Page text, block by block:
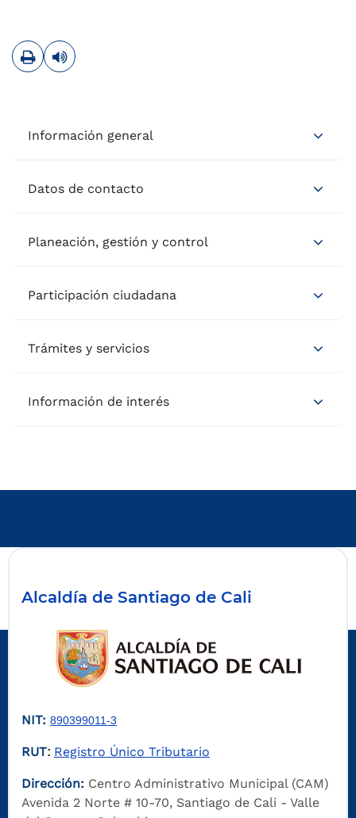
ImprimirLeer contenido
Información general
Datos de contacto
Planeación, gestión y control
Participación ciudadana
Trámites y servicios
Información de interés
Alcaldía de Santiago de Cali
NIT: 890399011-3
RUT: Registro Único Tributario
Dirección: Centro Administrativo Municipal (CAM)
Avenida 2 Norte # 10-70, Santiago de Cali - Valle